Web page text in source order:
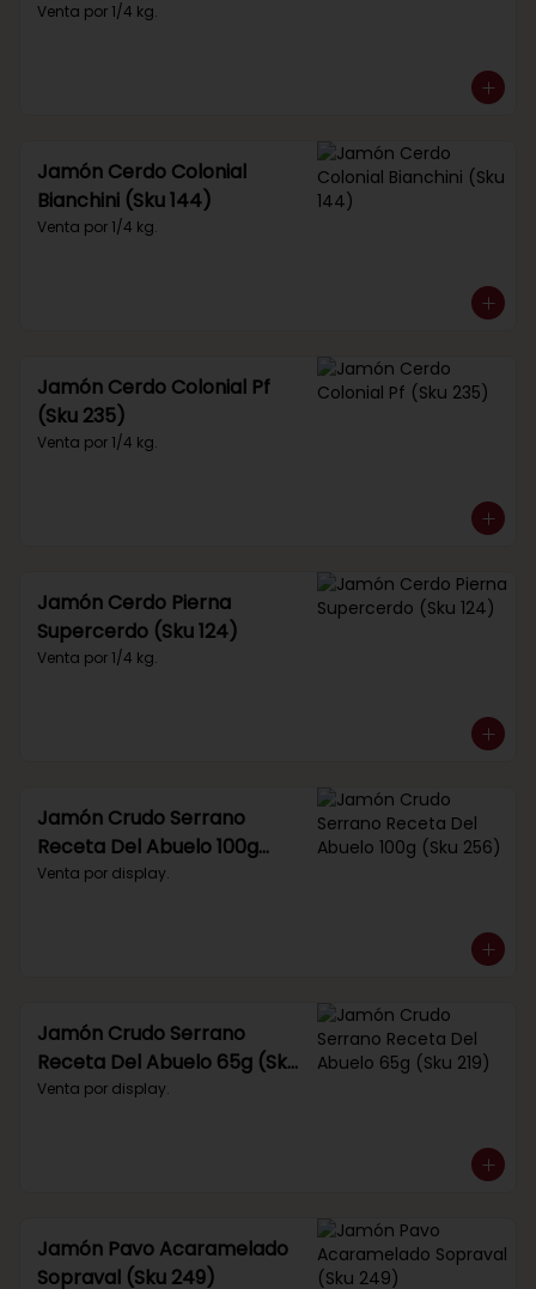
Venta por 1/4 kg.
Jamón Cerdo Colonial
Bianchini (Sku 144)
Venta por 1/4 kg.
Jamón Cerdo Colonial Pf
(Sku 235)
Venta por 1/4 kg.
Jamón Cerdo Pierna
Supercerdo (Sku 124)
Venta por 1/4 kg.
Jamón Crudo Serrano
Receta Del Abuelo 100g
(Sku 256)
Venta por display.
Jamón Crudo Serrano
Receta Del Abuelo 65g (Sku
219)
Venta por display.
Jamón Pavo Acaramelado
Sopraval (Sku 249)